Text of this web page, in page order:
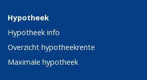
Hypotheek
Hypotheek info
Overzicht hypotheekrente
Maximale hypotheek